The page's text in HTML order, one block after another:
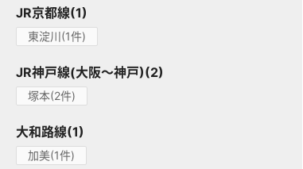
JR京都線(1)
東淀川(1件)
JR神戸線(大阪～神戸)(2)
塚本(2件)
大和路線(1)
加美(1件)